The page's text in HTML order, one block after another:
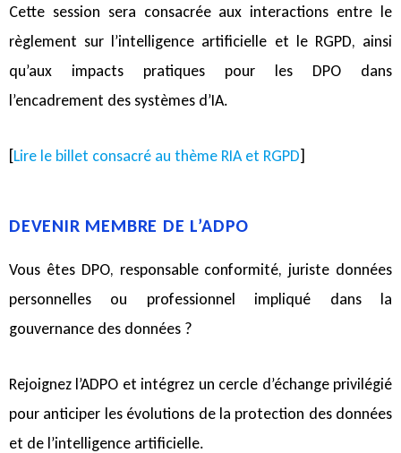
Cette session sera consacrée aux interactions entre le
règlement sur l’intelligence artificielle et le RGPD, ainsi
qu’aux impacts pratiques pour les DPO dans
l’encadrement des systèmes d’IA.
[Lire le billet consacré au thème RIA et RGPD]
DEVENIR MEMBRE DE L’ADPO
Vous êtes DPO, responsable conformité, juriste données
personnelles ou professionnel impliqué dans la
gouvernance des données ?
Rejoignez l’ADPO et intégrez un cercle d’échange privilégié
pour anticiper les évolutions de la protection des données
et de l’intelligence artificielle.